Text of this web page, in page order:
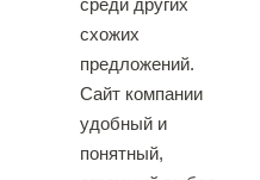
среди других
схожих
предложений.
Сайт компании
удобный и
понятный,